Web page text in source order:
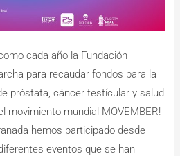
cada año la Fundación
para recaudar fondos para la
próstata, cáncer testícular y salud
movimiento mundial MOVEMBER!
hemos participado desde
eventos que se han